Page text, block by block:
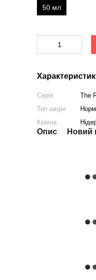
50 мл
Серія
The
Тип шкіри
Країна
Опис Новий